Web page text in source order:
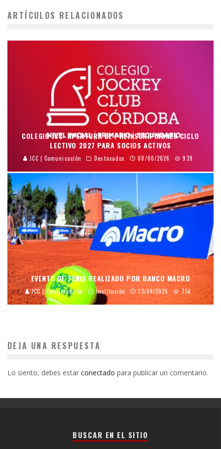
ARTÍCULOS RELACIONADOS
COLEGIO JCC: APERTURA DE PREINSCRIPCIONES CICLO
LECTIVO 2027 PARA SOCIOS ACTIVOS
JCC | Comunicación Destacados 08/06/2026 939
EVENTO DE TENIS REALIZADO POR BANCO MACRO
JCC | Comunicación Institución 13/04/2026 754
DEJA UNA RESPUESTA
Lo siento, debes estar conectado para publicar un comentario.
BUSCAR EN EL SITIO